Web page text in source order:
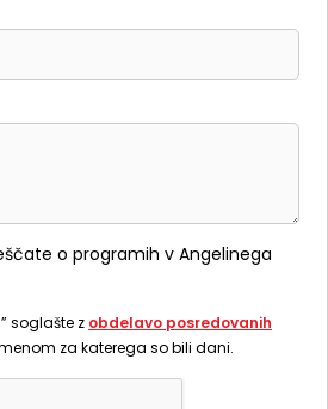
o programih v Angelinega
soglašte z obdelavo posredovanih
za katerega so bili dani.